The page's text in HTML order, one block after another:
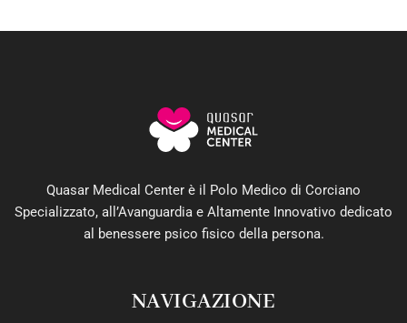
Quasar Medical Center è il Polo Medico di Corciano
Specializzato, all’Avanguardia e Altamente Innovativo dedicato
al benessere psico fisico della persona.
NAVIGAZIONE